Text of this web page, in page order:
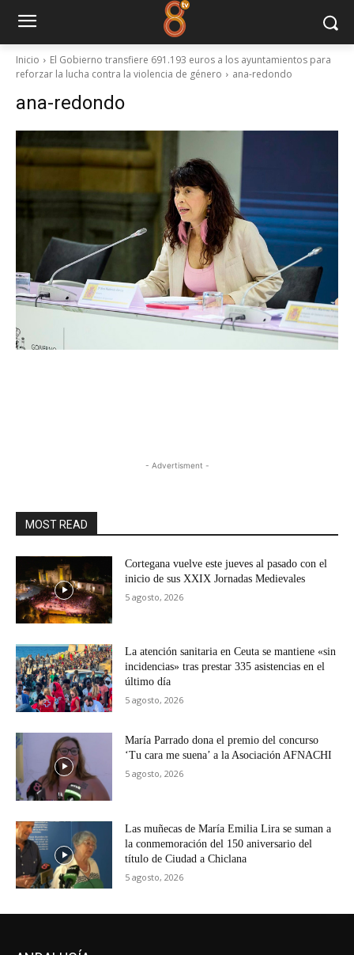
Inicio
El Gobierno transfiere 691.193 euros a los ayuntamientos para
reforzar la lucha contra la violencia de género
ana-redondo
ana-redondo
- Advertisment -
MOST READ
Cortegana vuelve este jueves al pasado con el
inicio de sus XXIX Jornadas Medievales
5 agosto, 2026
La atención sanitaria en Ceuta se mantiene «sin
incidencias» tras prestar 335 asistencias en el
último día
5 agosto, 2026
María Parrado dona el premio del concurso
‘Tu cara me suena’ a la Asociación AFNACHI
5 agosto, 2026
Las muñecas de María Emilia Lira se suman a
la conmemoración del 150 aniversario del
título de Ciudad a Chiclana
5 agosto, 2026